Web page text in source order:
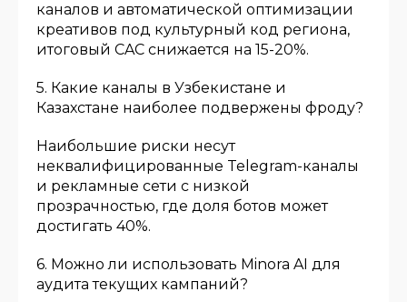
каналов и автоматической оптимизации
креативов под культурный код региона,
итоговый CAC снижается на 15-20%.
5. Какие каналы в Узбекистане и
Казахстане наиболее подвержены фроду?
Наибольшие риски несут
неквалифицированные Telegram-каналы
и рекламные сети с низкой
прозрачностью, где доля ботов может
достигать 40%.
6. Можно ли использовать Minora AI для
аудита текущих кампаний?